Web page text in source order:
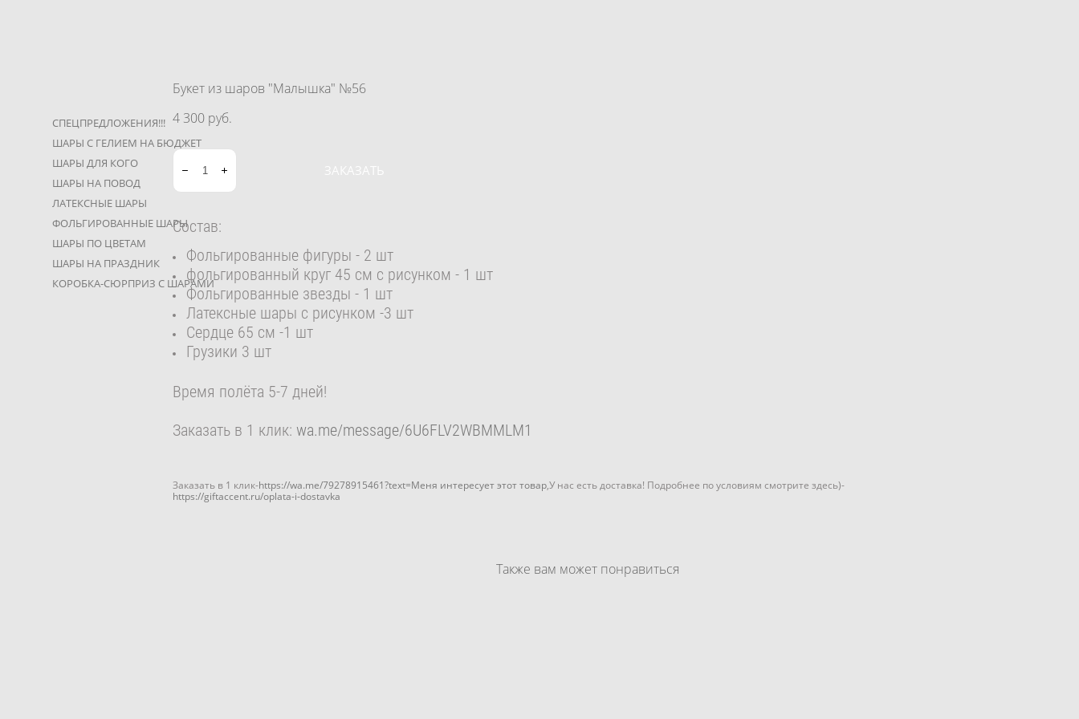
СПЕЦПРЕДЛОЖЕНИЯ!!!
ШАРЫ С ГЕЛИЕМ НА БЮДЖЕТ
ШАРЫ ДЛЯ КОГО
ШАРЫ НА ПОВОД
ЛАТЕКСНЫЕ ШАРЫ
ФОЛЬГИРОВАННЫЕ ШАРЫ
ШАРЫ ПО ЦВЕТАМ
ШАРЫ НА ПРАЗДНИК
КОРОБКА-СЮРПРИЗ С ШАРАМИ
Букет из шаров "Малышка" №56
4 300 pуб.
ЗАКАЗАТЬ
Состав:
Фольгированные фигуры - 2 шт
фольгированный круг 45 см с рисунком - 1 шт
Фольгированные звезды - 1 шт
Латексные шары с рисунком -3 шт
Сердце 65 см -1 шт
Грузики 3 шт
Время полёта 5-7 дней!
Заказать в 1 клик: wa.me/message/6U6FLV2WBMMLM1
Заказать в 1 клик-https://wa.me/79278915461?text=Меня интересует этот товар,У нас есть доставка! Подробнее по условиям смотрите здесь)-
https://giftaccent.ru/oplata-i-dostavka
Также вам может понравиться